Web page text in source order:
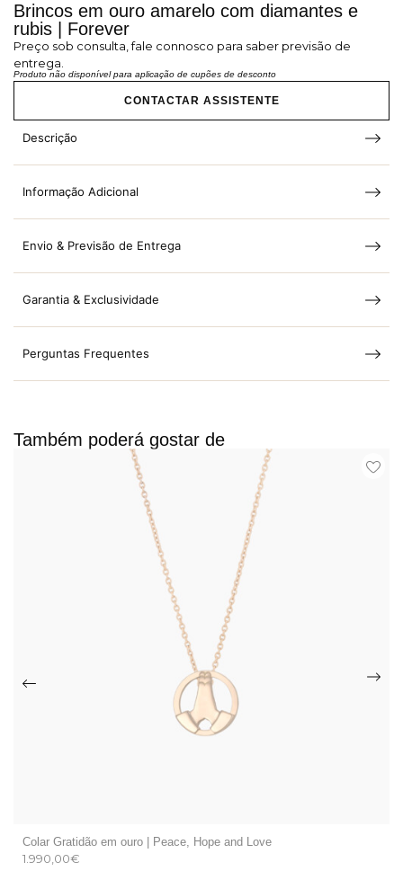
Brincos em ouro amarelo com diamantes e
rubis | Forever
Preço sob consulta, fale connosco para saber previsão de
entrega.
Produto não disponível para aplicação de cupões de desconto
CONTACTAR ASSISTENTE
Descrição
Informação Adicional
Envio & Previsão de Entrega
Garantia & Exclusividade
Perguntas Frequentes
Também poderá gostar de
Colar Gratidão em ouro | Peace, Hope and Love
1.990,00€